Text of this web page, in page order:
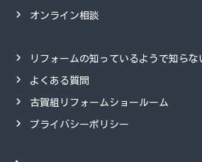
オンライン相談
リフォームの知っているようで知らな
よくある質問
古賀組リフォームショールーム
プライバシーポリシー